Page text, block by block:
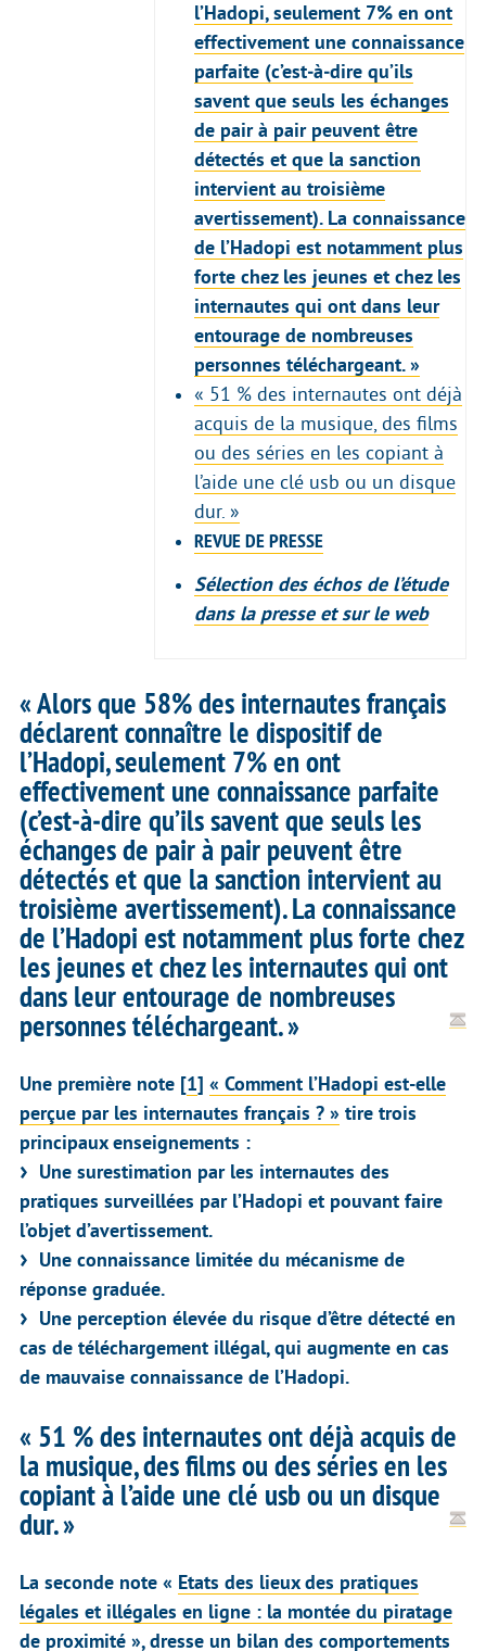
l’Hadopi, seulement 7% en ont
effectivement une connaissance
parfaite (c’est‐à‐dire qu’ils
savent que seuls les échanges
de pair à pair peuvent être
détectés et que la sanction
intervient au troisième
avertissement). La connaissance
de l’Hadopi est notamment plus
forte chez les jeunes et chez les
internautes qui ont dans leur
entourage de nombreuses
personnes téléchargeant. »
« 51 % des internautes ont déjà
acquis de la musique, des films
ou des séries en les copiant à
l’aide une clé usb ou un disque
dur. »
REVUE DE PRESSE
Sélection des échos de l’étude
dans la presse et sur le web
« Alors que 58% des internautes français
déclarent connaître le dispositif de
l’Hadopi, seulement 7% en ont
effectivement une connaissance parfaite
(c’est‐à‐dire qu’ils savent que seuls les
échanges de pair à pair peuvent être
détectés et que la sanction intervient au
troisième avertissement). La connaissance
de l’Hadopi est notamment plus forte chez
les jeunes et chez les internautes qui ont
dans leur entourage de nombreuses
personnes téléchargeant. »
Une première note [1] « Comment l’Hadopi est-elle
perçue par les internautes français ? » tire trois
principaux enseignements :
Une surestimation par les internautes des
pratiques surveillées par l’Hadopi et pouvant faire
l’objet d’avertissement.
Une connaissance limitée du mécanisme de
réponse graduée.
Une perception élevée du risque d’être détecté en
cas de téléchargement illégal, qui augmente en cas
de mauvaise connaissance de l’Hadopi.
« 51 % des internautes ont déjà acquis de
la musique, des films ou des séries en les
copiant à l’aide une clé usb ou un disque
dur. »
La seconde note « Etats des lieux des pratiques
légales et illégales en ligne : la montée du piratage
de proximité », dresse un bilan des comportements